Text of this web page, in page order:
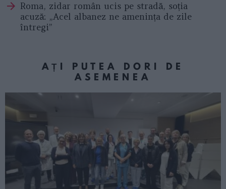
Roma, zidar român ucis pe stradă, soția
acuză: „Acel albanez ne amenința de zile
întregi”
AȚI PUTEA DORI DE
ASEMENEA